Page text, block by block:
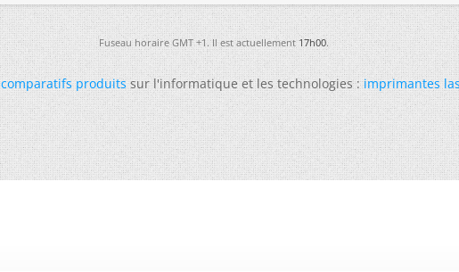
Fuseau horaire GMT +1. Il est actuellement17h00.
comparatifs produitssur l'informatique et les technologies :imprimantes